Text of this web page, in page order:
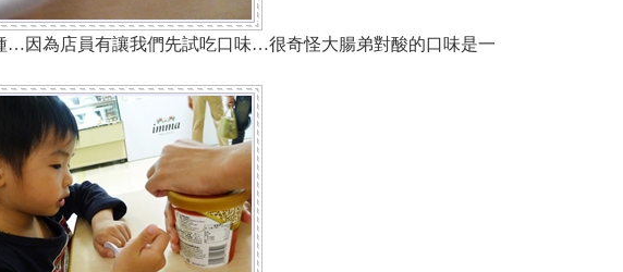
因為店員有讓我們先試吃口味…很奇怪大腸弟對酸的口味是一